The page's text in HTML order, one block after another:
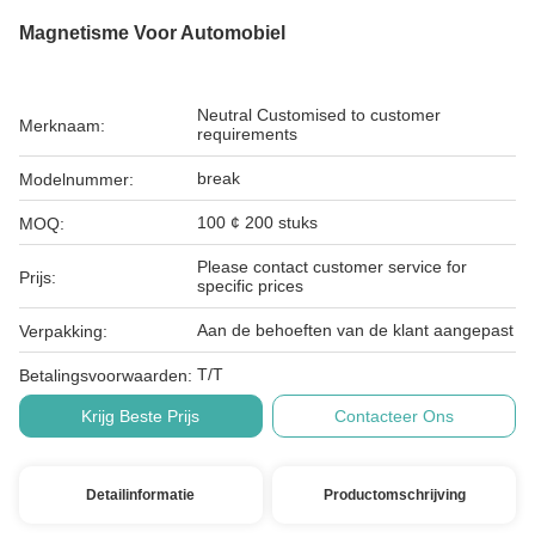
Magnetisme Voor Automobiel
Merknaam:
Neutral Customised to customer
requirements
Modelnummer: break
MOQ: 100 ¢ 200 stuks
Prijs:
Please contact customer service for
specific prices
Verpakking: Aan de behoeften van de klant aangepast
Betalingsvoorwaarden: T/T
Krijg Beste Prijs Contacteer Ons
Detailinformatie Productomschrijving